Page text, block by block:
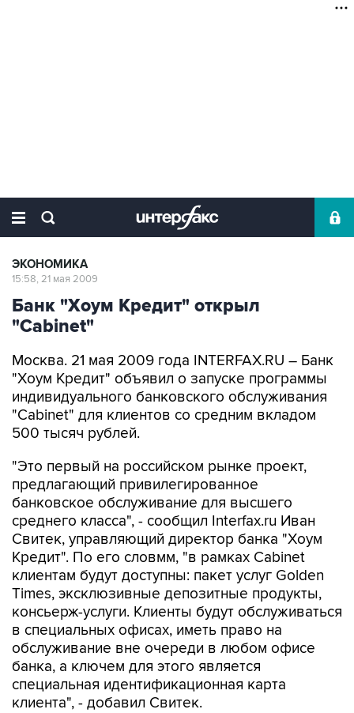
ЭКОНОМИКА
15:58, 21 мая 2009
Банк "Хоум Кредит" открыл
"Cabinet"
Москва. 21 мая 2009 года INTERFAX.RU – Банк
"Хоум Кредит" объявил о запуске программы
индивидуального банковского обслуживания
"Cabinet" для клиентов со средним вкладом
500 тысяч рублей.
"Это первый на российском рынке проект,
предлагающий привилегированное
банковское обслуживание для высшего
среднего класса", - сообщил Interfax.ru Иван
Свитек, управляющий директор банка "Хоум
Кредит". По его словмм, "в рамках Cabinet
клиентам будут доступны: пакет услуг Golden
Times, эксклюзивные депозитные продукты,
консьерж-услуги. Клиенты будут обслуживаться
в специальных офисах, иметь право на
обслуживание вне очереди в любом офисе
банка, а ключем для этого является
специальная идентификационная карта
клиента", - добавил Свитек.